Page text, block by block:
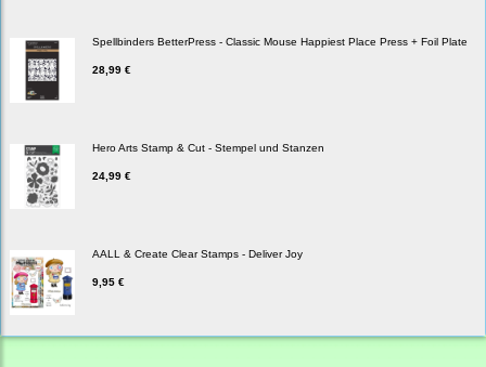
Spellbinders BetterPress - Classic Mouse Happiest Place Press + Foil Plate
28,99 €
Hero Arts Stamp & Cut - Stempel und Stanzen
24,99 €
AALL & Create Clear Stamps - Deliver Joy
9,95 €